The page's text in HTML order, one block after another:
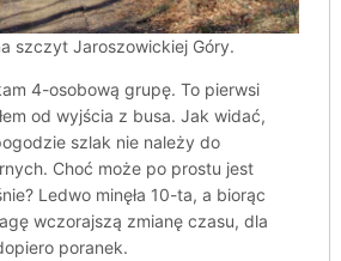
szczyt Jaroszowickiej Góry.
4-osobową grupę. To pierwsi
od wyjścia z busa. Jak widać,
szlak nie należy do
Choć może po prostu jest
Ledwo minęła 10-ta, a biorąc
wczorajszą zmianę czasu, dla
poranek.